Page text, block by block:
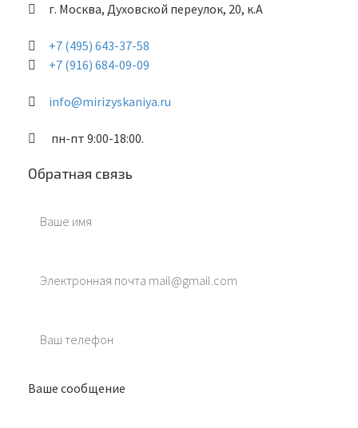
г. Москва, Духовской переулок, 20, к.А
+7 (495) 643-37-58
+7 (916) 684-09-09
info@mirizyskaniya.ru
пн-пт 9:00-18:00.
Обратная связь
Ваше сообщение